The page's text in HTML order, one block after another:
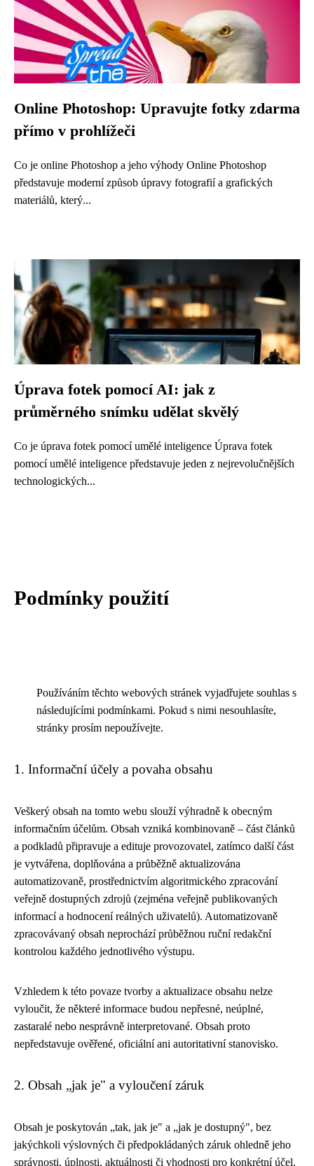
Online Photoshop: Upravujte fotky zdarma
přímo v prohlížeči
Co je online Photoshop a jeho výhody Online Photoshop
představuje moderní způsob úpravy fotografií a grafických
materiálů, který...
Úprava fotek pomocí AI: jak z
průměrného snímku udělat skvělý
Co je úprava fotek pomocí umělé inteligence Úprava fotek
pomocí umělé inteligence představuje jeden z nejrevolučnějších
technologických...
Podmínky použití
Používáním těchto webových stránek vyjadřujete souhlas s
následujícími podmínkami. Pokud s nimi nesouhlasíte,
stránky prosím nepoužívejte.
1. Informační účely a povaha obsahu
Veškerý obsah na tomto webu slouží výhradně k obecným
informačním účelům. Obsah vzniká kombinovaně – část článků
a podkladů připravuje a edituje provozovatel, zatímco další část
je vytvářena, doplňována a průběžně aktualizována
automatizovaně, prostřednictvím algoritmického zpracování
veřejně dostupných zdrojů (zejména veřejně publikovaných
informací a hodnocení reálných uživatelů). Automatizovaně
zpracovávaný obsah neprochází průběžnou ruční redakční
kontrolou každého jednotlivého výstupu.
Vzhledem k této povaze tvorby a aktualizace obsahu nelze
vyloučit, že některé informace budou nepřesné, neúplné,
zastaralé nebo nesprávně interpretované. Obsah proto
nepředstavuje ověřené, oficiální ani autoritativní stanovisko.
2. Obsah „jak je" a vyloučení záruk
Obsah je poskytován „tak, jak je" a „jak je dostupný", bez
jakýchkoli výslovných či předpokládaných záruk ohledně jeho
správnosti, úplnosti, aktuálnosti či vhodnosti pro konkrétní účel.